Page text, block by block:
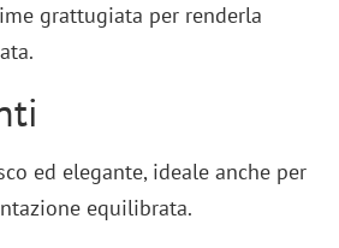
grattugiata per renderla
ed elegante, ideale anche per
equilibrata.